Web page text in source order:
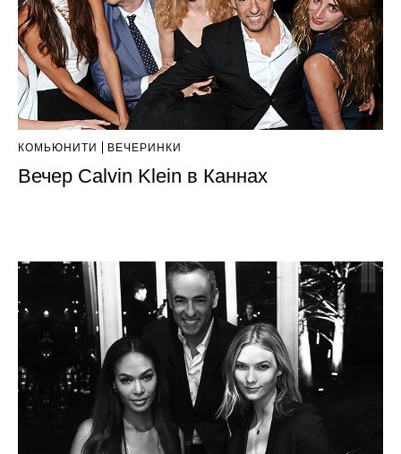
КОМЬЮНИТИ ВЕЧЕРИНКИ
Вечер Calvin Klein в Каннах